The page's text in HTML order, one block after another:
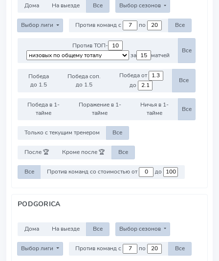
Дома На выезде Все Выбор сезонов
Выбор лиги Против команд с по Все
Против ТОП-
за
матчей
Все
Победа
до 1.5
Победа соп.
до 1.5
Победа от
до
Все
Победа в 1-
тайме
Поражение в 1-
тайме
Ничья в 1-
тайме
Все
Только с текущим тренером Все
После 🏆 Кроме после 🏆 Все
Все Против команд со стоимостью от до
PODGORICA
Дома На выезде Все Выбор сезонов
Выбор лиги Против команд с по Все